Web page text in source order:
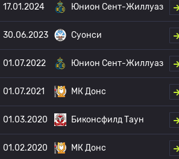
17.01.2024 Юнион Сент-Жиллуаз
30.06.2023 Суонси
01.07.2022 Юнион Сент-Жиллуаз
01.07.2021 МК Донс
01.03.2020 Биконсфилд Таун
01.02.2020 МК Донс